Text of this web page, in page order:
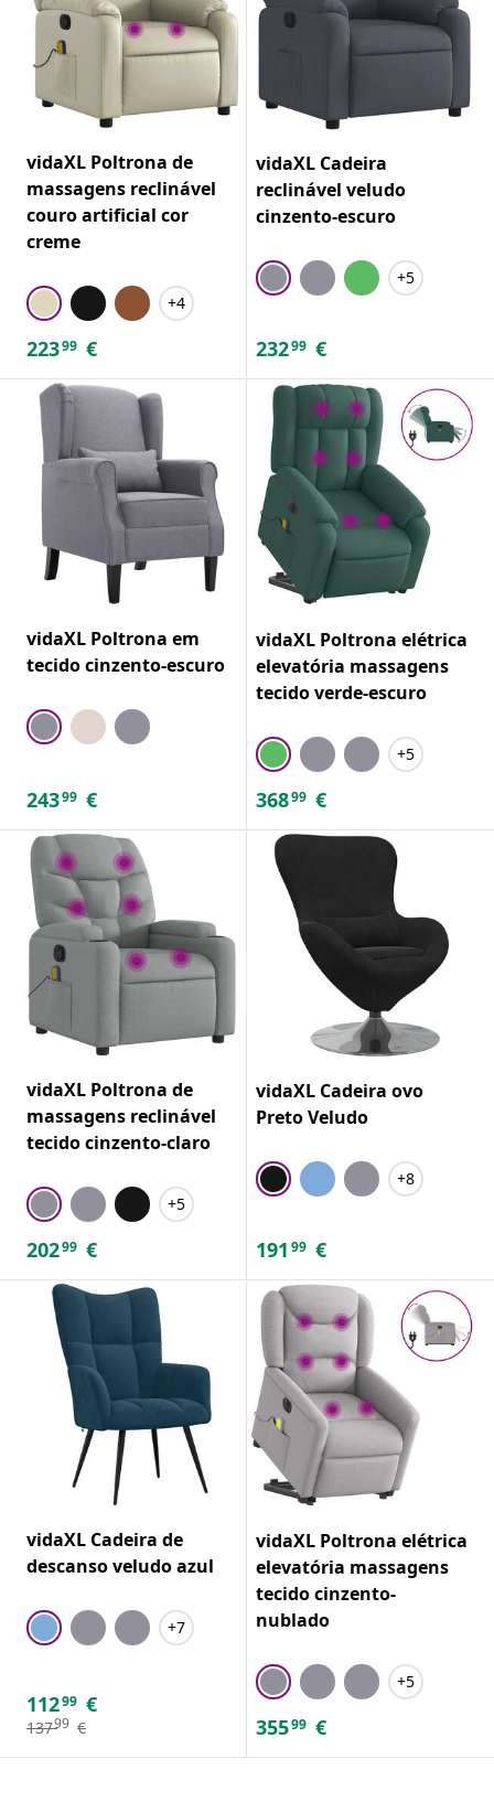
vidaXL Poltrona de
massagens reclinável
couro artificial cor
creme
+4
22399 €
vidaXL Cadeira
reclinável veludo
cinzento-escuro
+5
23299 €
vidaXL Poltrona em
tecido cinzento-escuro
24399 €
vidaXL Poltrona elétrica
elevatória massagens
tecido verde-escuro
+5
36899 €
vidaXL Poltrona de
massagens reclinável
tecido cinzento-claro
+5
20299 €
vidaXL Cadeira ovo
Preto Veludo
+8
191 99 €
vidaXL Cadeira de
descanso veludo azul
+7
11299 €
13799 €
vidaXL Poltrona elétrica
elevatória massagens
tecido cinzento-
nublado
+5
35599 €